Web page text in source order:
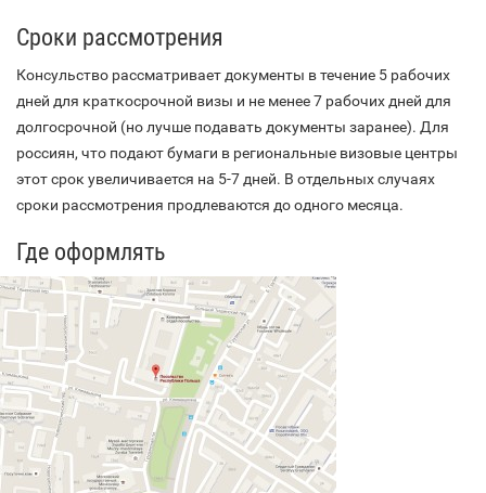
Сроки рассмотрения
Консульство рассматривает документы в течение 5 рабочих
дней для краткосрочной визы и не менее 7 рабочих дней для
долгосрочной (но лучше подавать документы заранее). Для
россиян, что подают бумаги в региональные визовые центры
этот срок увеличивается на 5-7 дней. В отдельных случаях
сроки рассмотрения продлеваются до одного месяца.
Где оформлять